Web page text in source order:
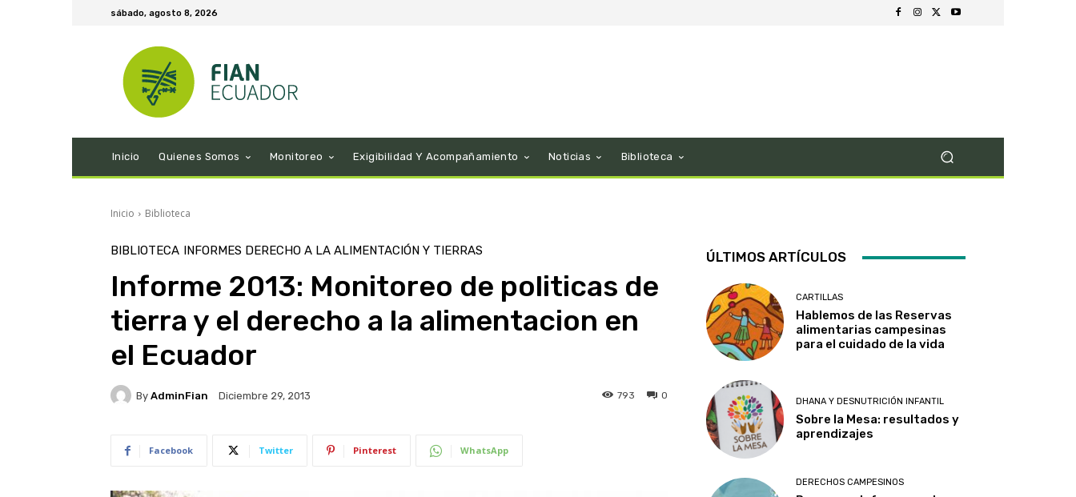
sábado, agosto 8, 2026
Inicio Quienes Somos Monitoreo Exigibilidad Y Acompañamiento Noticias Biblioteca
Inicio Biblioteca
BIBLIOTECA INFORMES DERECHO A LA ALIMENTACIÓN Y TIERRAS
Informe 2013: Monitoreo de politicas de
tierra y el derecho a la alimentacion en
el Ecuador
By AdminFian Diciembre 29, 2013 0
793
Facebook Twitter Pinterest WhatsApp
ÚLTIMOS ARTÍCULOS
CARTILLAS
Hablemos de las Reservas
alimentarias campesinas
para el cuidado de la vida
DHANA Y DESNUTRICIÓN INFANTIL
Sobre la Mesa: resultados y
aprendizajes
DERECHOS CAMPESINOS